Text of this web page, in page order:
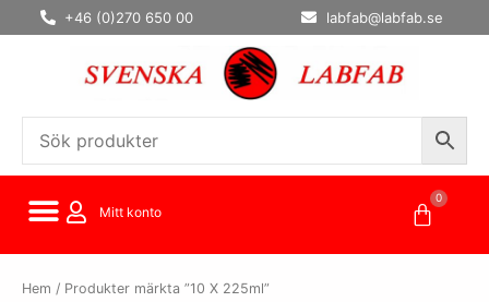
Hoppa
till
+46 (0)270 650 00 labfab@labfab.se
Mitt konto
0
Hem / Produkter märkta ”10 X 225ml”